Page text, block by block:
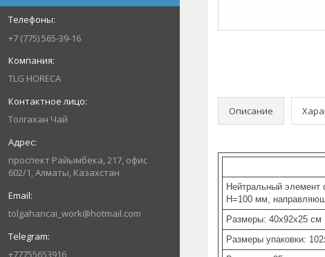
+7 (775) 565-39-16
TLG HORECA
Толгахан Чай
проспект Райымбека, 217, офис
602/1, Алматы, Казахстан
tolgahancai_work@hotmail.com
+77755653916
Описание
Нейтральный
H=100 мм,
Размеры: 40x92x25 см
Размеры упаковки: